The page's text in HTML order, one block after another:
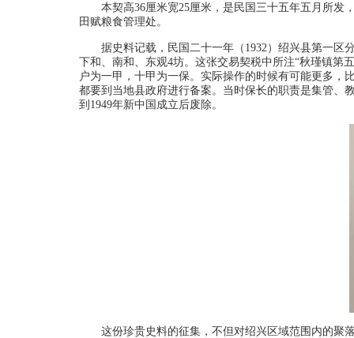
本契高36厘米宽25厘米，是民国三十五年五月所发
田赋粮食管理处。
据史料记载，民国二十一年（1932）绍兴县第一区
下和、南和、东观4坊。这张交易契税中所注“秋瑾镇第
户为一甲，十甲为一保。实际操作的时候有可能更多
都要到当地县政府进行备案。当时保长的职责是集管、
到1949年新中国成立后废除。
这份珍贵史料的征集，不但对绍兴区域范围内的聚